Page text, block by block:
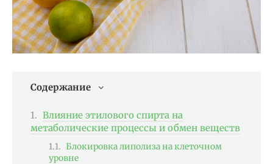
Содержание
Влияние этилового спирта на
метаболические процессы и обмен веществ
Блокировка липолиза на клеточном
уровне